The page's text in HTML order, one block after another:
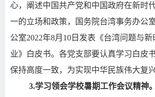
心，阐述中国共产党和中国政府在新时
一的立场和政策，国务院台湾事务办公
公室2022年8月 10 日发表《台湾问题与
业》白皮书。各党支部要认真学习白皮
保持高度一致，为实现中华民族伟大复
3.学习领会学校暑期工作会议精神。